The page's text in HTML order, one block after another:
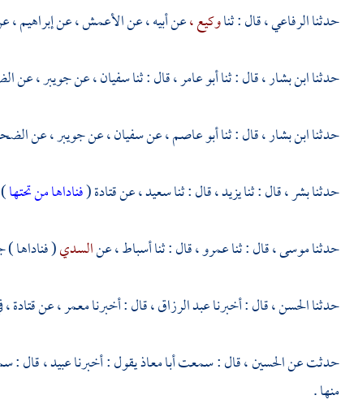
حدثنا الرفاعي ، قال : ثناوكيع ،عن أبيه ، عنالأعمش ،عنإبراهيم ،
حدثناابن بشار ،قال : ثناأبو عامر ،قال : ثناسفيان ،عنجويبر ،عن
حدثناابن بشار ،قال : ثناأبو عاصم ،عنسفيان ،عنجويبر ،عن
حدثنابشر ،قال : ثنايزيد ،قال : ثناسعيد ،عنقتادة(فناداها من تحتها
حدثناموسى ،قال : ثناعمرو ،قال : ثناأسباط ،عنالسدي( فناداها
حدثناالحسن ،قال : أخبرناعبد الرزاق ،قال : أخبرنامعمر ،عنقتادة ،
حدثت عنالحسين ،قال : سمعتأبا معاذيقول : أخبرناعبيد ،قال :
منها .